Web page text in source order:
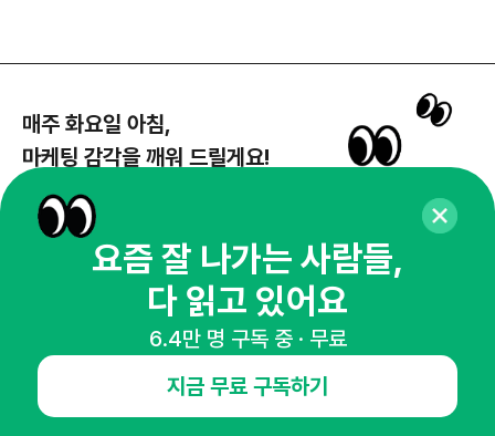
매주 화요일 아침,
마케팅 감각을 깨워 드릴게요!
뉴스레터 구독하기
오픈애즈란 제휴문의
인사이터 신청
요즘 잘 나가는 사람들,
다 읽고 있어요
6.4만 명 구독 중 · 무료
지금 무료 구독하기